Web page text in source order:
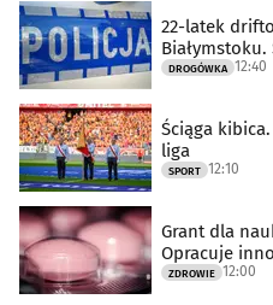
22-latek
Białymstoku.
DROGÓWKA 12:40
Ściąga
liga
SPORT 12:10
Grant dla
Opracuje
ZDROWIE 12:00